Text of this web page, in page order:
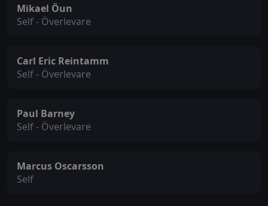
Mikael Öun
Self - Överlevare
Carl Eric Reintamm
Self - Överlevare
Paul Barney
Self - Överlevare
Marcus Oscarsson
Self